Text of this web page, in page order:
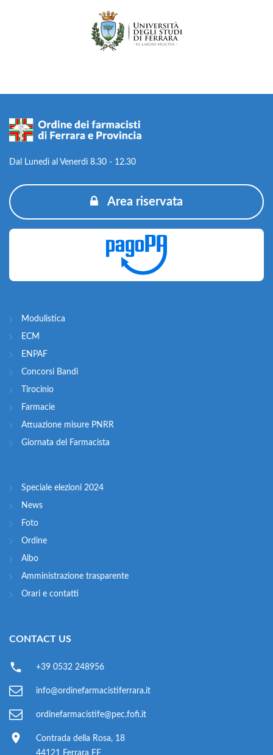
Dal Lunedì al Venerdì 8.30 - 12.30
Area riservata
Modulistica
ECM
ENPAF
Concorsi Bandi
Tirocinio
Farmacie
Attuazione misure PNRR
Giornata del Farmacista
Speciale elezioni 2024
News
Foto
Ordine
Albo
Amministrazione trasparente
Orari e contatti
CONTACT US
+39 0532 248956
info@ordinefarmacistiferrara.it
ordinefarmacistife@pec.fofi.it
Contrada della Rosa, 18